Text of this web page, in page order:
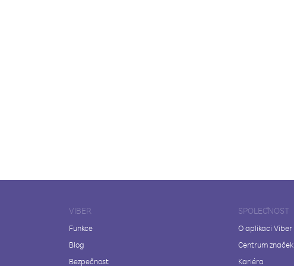
VIBER
Funkce
Blog
Bezpečnost
SPOLEČNOST
O aplikaci Viber
Centrum značek
Kariéra